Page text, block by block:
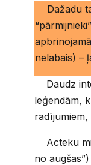
Dažadu
nelabais) –
Daudz
leģendām,
radījumiem,
Acteku
no